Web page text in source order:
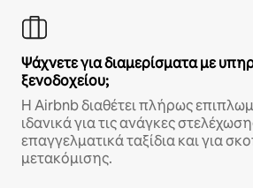
Ψάχνετε για διαμερίσματα με
ξενοδοχείου;
Η Airbnb διαθέτει πλήρως
ιδανικά για τις ανάγκες
επαγγελματικά ταξίδια και για
μετακόμισης.